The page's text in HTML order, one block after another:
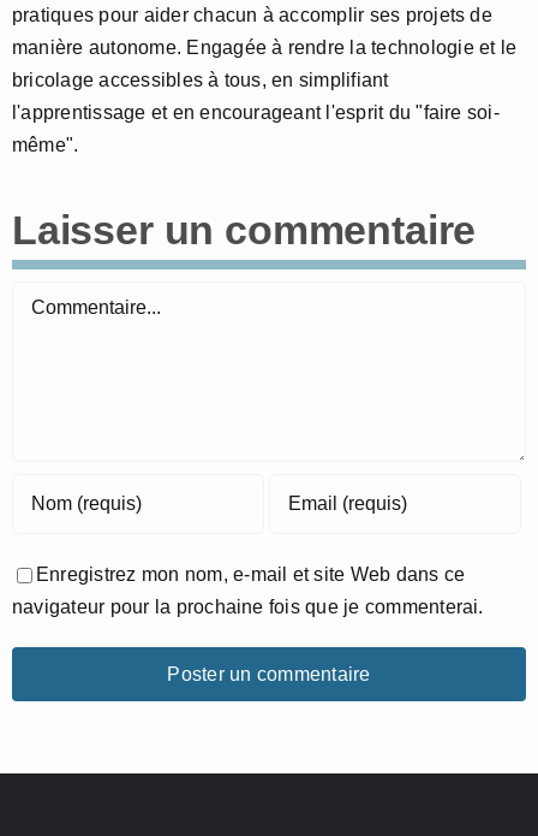
pratiques pour aider chacun à accomplir ses projets de
manière autonome. Engagée à rendre la technologie et le
bricolage accessibles à tous, en simplifiant
l'apprentissage et en encourageant l'esprit du "faire soi-
même".
Laisser un commentaire
Commentaire
Enregistrez mon nom, e-mail et site Web dans ce
navigateur pour la prochaine fois que je commenterai.